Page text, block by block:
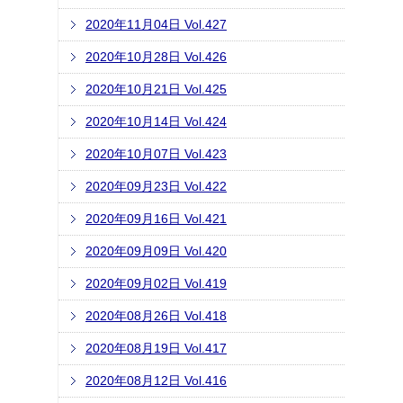
2020年11月04日 Vol.427
2020年10月28日 Vol.426
2020年10月21日 Vol.425
2020年10月14日 Vol.424
2020年10月07日 Vol.423
2020年09月23日 Vol.422
2020年09月16日 Vol.421
2020年09月09日 Vol.420
2020年09月02日 Vol.419
2020年08月26日 Vol.418
2020年08月19日 Vol.417
2020年08月12日 Vol.416